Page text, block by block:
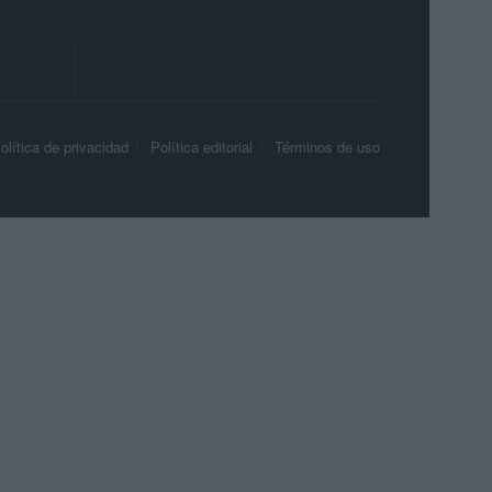
de privacidad Política editorial Términos de uso